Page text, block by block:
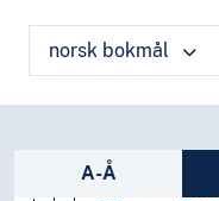
norsk bokmål
Sidefelt:
A-Å
Praxeologi
Statistikk
Statsvitenskap